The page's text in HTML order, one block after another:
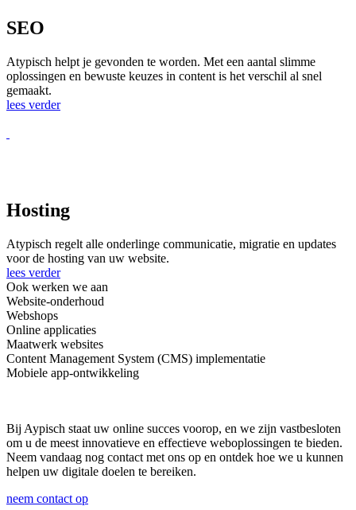
SEO
Atypisch helpt je gevonden te worden. Met een aantal slimme
oplossingen en bewuste keuzes in content is het verschil al snel
gemaakt.
lees verder
Hosting
Atypisch regelt alle onderlinge communicatie, migratie en updates
voor de hosting van uw website.
lees verder
Ook werken we aan
Website-onderhoud
Webshops
Online applicaties
Maatwerk websites
Content Management System (CMS) implementatie
Mobiele app-ontwikkeling
Bij Aypisch staat uw online succes voorop, en we zijn vastbesloten
om u de meest innovatieve en effectieve weboplossingen te bieden.
Neem vandaag nog contact met ons op en ontdek hoe we u kunnen
helpen uw digitale doelen te bereiken.
neem contact op